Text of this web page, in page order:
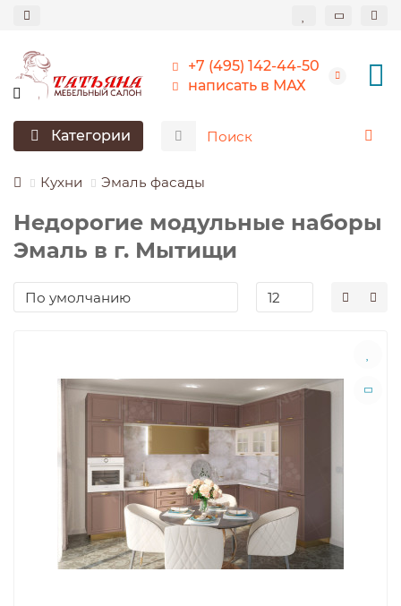
+7 (495) 142-44-50
написать в МАХ
Категории
Кухни Эмаль фасады
Недорогие модульные наборы
Эмаль в г. Мытищи